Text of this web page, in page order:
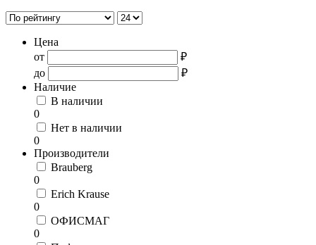
Цена
от
₽
до
₽
Наличие
В наличии
0
Нет в наличии
0
Производители
Brauberg
0
Erich Krause
0
ОФИСМАГ
0